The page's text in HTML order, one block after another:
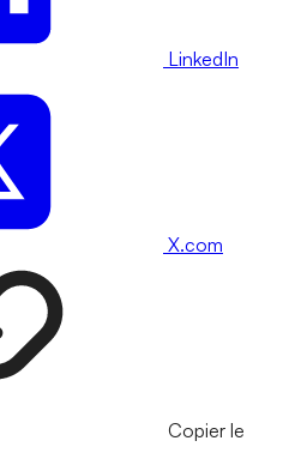
LinkedIn
X.com
Copier le